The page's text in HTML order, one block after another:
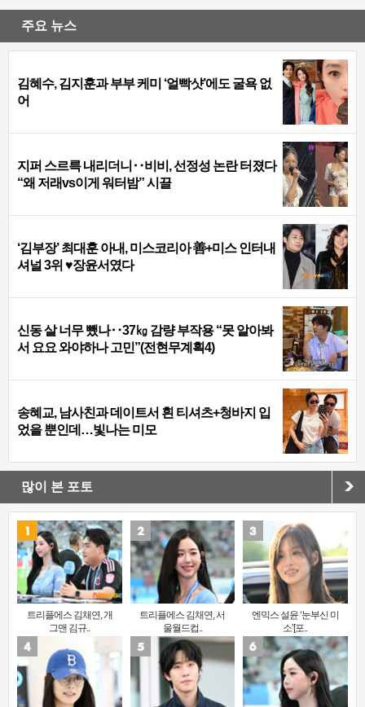
주요 뉴스
김혜수, 김지훈과 부부 케미 ‘얼빡샷’에도 굴욕 없
어
지퍼 스르륵 내리더니‥비비, 선정성 논란 터졌다
“왜 저래vs이게 워터밤” 시끌
‘김부장’ 최대훈 아내, 미스코리아 善+미스 인터내
셔널 3위 ♥장윤서였다
신동 살 너무 뺐나‥37㎏ 감량 부작용 “못 알아봐
서 요요 와야하나 고민”(전현무계획4)
송혜교, 남사친과 데이트서 흰 티셔츠+청바지 입
었을 뿐인데…빛나는 미모
많이 본 포토
트리플에스 김채연, 개
그맨 김규..
트리플에스 김채연, 서
울월드컵..
엔믹스 설윤 ‘눈부신 미
소’[포..